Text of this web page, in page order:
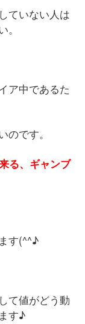
ていない人は
ア中であるた
のです。
る、ギャンブ
す(^^♪
て値がどう動
す♪